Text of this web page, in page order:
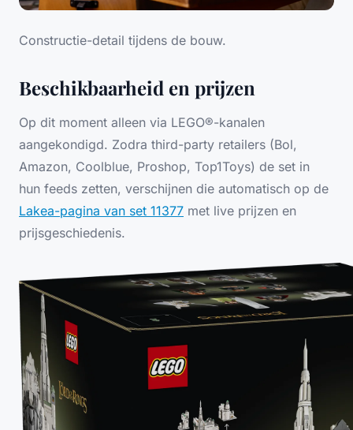
Constructie-detail tijdens de bouw.
Beschikbaarheid en prijzen
Op dit moment alleen via LEGO®-kanalen
aangekondigd. Zodra third-party retailers (Bol,
Amazon, Coolblue, Proshop, Top1Toys) de set in
hun feeds zetten, verschijnen die automatisch op de
Lakea-pagina van set 11377 met live prijzen en
prijsgeschiedenis.